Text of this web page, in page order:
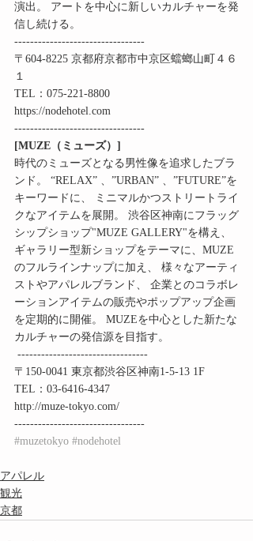
演出。 アートを中心に新しいカルチャーを発
信し続ける。
---------------------------------
〒604-8225 京都府京都市中京区蟷螂山町４６
１
TEL：075-221-8800
https://nodehotel.com
---------------------------------
[MUZE（ミューズ）]
時代のミューズとなる男性像を追求したブラ
ンド。 “RELAX” 、”URBAN” 、”FUTURE”を
キーワードに、 ミニマルかつストリートライ
クなアイテムを展開。 渋谷区神南にフラッグ
シップショップ"MUZE GALLERY"を構え、
ギャラリー型新ショップをテーマに、MUZE
のフルラインナップに加え、 様々なアーティ
ストやアパレルブランド、 企業とのコラボレ
ーションアイテムの販売やポップアップ企画
を定期的に開催。 MUZEを中心とした新たな
カルチャーの発信源を目指す。
---------------------------------
〒150-0041 東京都渋谷区神南1-5-13 1F
TEL：03-6416-4347
http://muze-tokyo.com/
---------------------------------
#muzetokyo #nodehotel
アパレル
観光
京都